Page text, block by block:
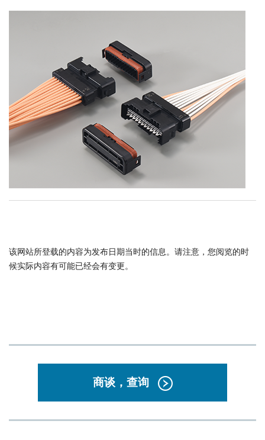
该网站所登载的内容为发布日期当时的信息。请注意，您阅览的时
候实际内容有可能已经会有变更。
商谈，查询